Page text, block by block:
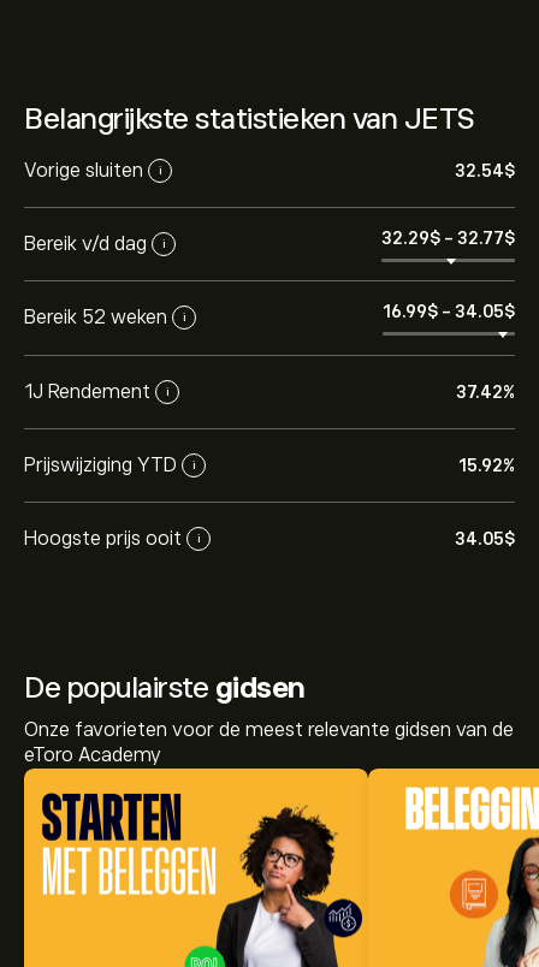
Belangrijkste statistieken van JETS
Vorige sluiten i 32.54‎$‎
Bereik v/d dag i 32.29‎$‎ - 32.77‎$‎
Bereik 52 weken i 16.99‎$‎ - 34.05‎$‎
1J Rendement i 37.42%
Prijswijziging YTD i 15.92%
Hoogste prijs ooit i 34.05‎$‎
De populairste gidsen
Onze favorieten voor de meest relevante gidsen van de
eToro Academy